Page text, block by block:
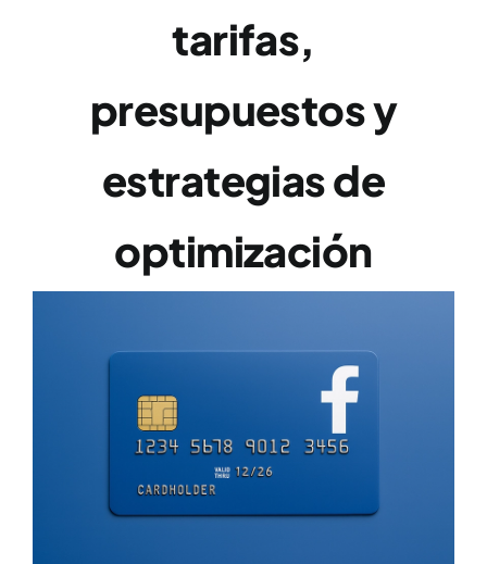
tarifas,
presupuestos y
estrategias de
optimización